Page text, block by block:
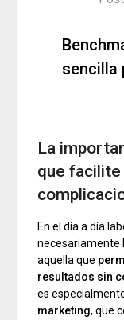
sencilla
La
que
En el día a día
necesariamente
aquella que
resultados sin
es
marketing, que